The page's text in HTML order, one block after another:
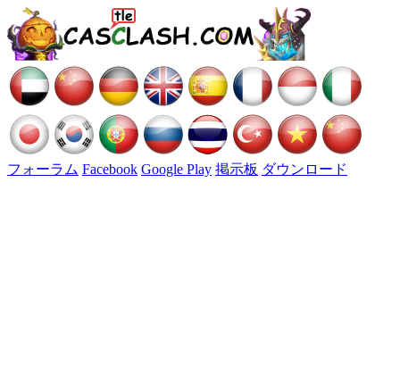
フォーラム Facebook Google Play 掲示板 ダウンロード